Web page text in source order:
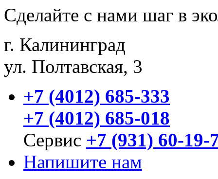
Сделайте с нами шаг в
г. Калининград
ул. Полтавская, 3
+7 (4012) 685-333
+7 (4012) 685-018
Сервис +7 (931) 60-19-
Напишите нам